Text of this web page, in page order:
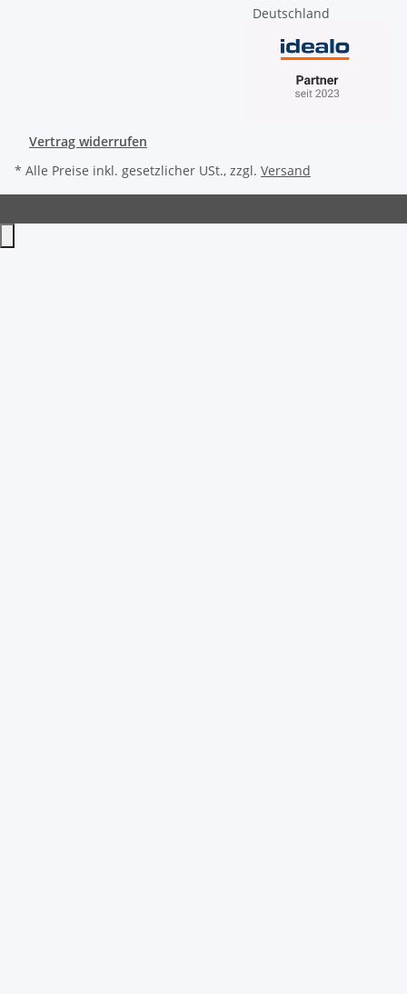
Vertrag widerrufen
* Alle Preise inkl. gesetzlicher USt., zzgl. Versand